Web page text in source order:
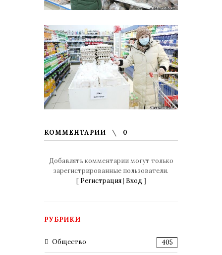
КОММЕНТАРИИ 0
Добавлять комментарии могут только
зарегистрированные пользователи.
[ Регистрация| Вход ]
РУБРИКИ
Общество 405